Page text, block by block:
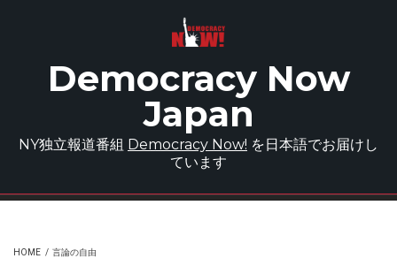
Democracy Now
Japan
NY独立報道番組 Democracy Now! を日本語でお届けし
ています
HOME / 言論の自由